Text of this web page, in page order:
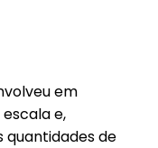
em
e,
quantidades de